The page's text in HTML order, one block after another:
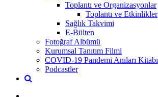
Toplantı ve Organizasyonlar
Toplantı ve Etkinlikler
Sağlık Takvimi
E-Bülten
Fotoğraf Albümü
Kurumsal Tanıtım Filmi
COVID-19 Pandemi Anıları Kitabı
Podcastler